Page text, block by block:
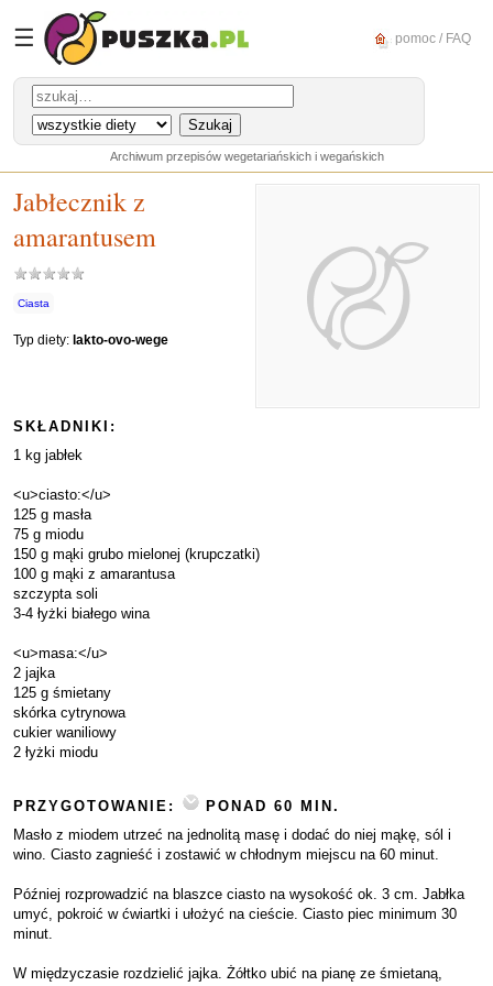
☰ pomoc / FAQ
Archiwum przepisów wegetariańskich i wegańskich
Jabłecznik z
amarantusem
Ciasta
Typ diety: lakto-ovo-wege
SKŁADNIKI:
1 kg jabłek
<u>ciasto:</u>
125 g masła
75 g miodu
150 g mąki grubo mielonej (krupczatki)
100 g mąki z amarantusa
szczypta soli
3-4 łyżki białego wina
<u>masa:</u>
2 jajka
125 g śmietany
skórka cytrynowa
cukier waniliowy
2 łyżki miodu
PRZYGOTOWANIE:
PONAD 60 MIN.
Masło z miodem utrzeć na jednolitą masę i dodać do niej mąkę, sól i
wino. Ciasto zagnieść i zostawić w chłodnym miejscu na 60 minut.
Później rozprowadzić na blaszce ciasto na wysokość ok. 3 cm. Jabłka
umyć, pokroić w ćwiartki i ułożyć na cieście. Ciasto piec minimum 30
minut.
W międzyczasie rozdzielić jajka. Żółtko ubić na pianę ze śmietaną,